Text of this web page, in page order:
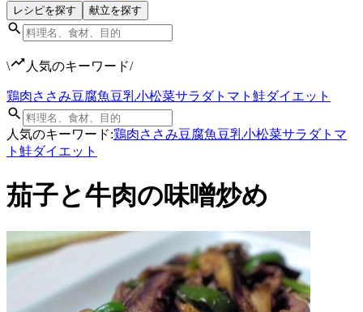
レシピを探す 献立を探す
\ 人気のキーワード/
鶏肉ささみ豆腐魚豆乳小松菜サラダトマト 鮭ダイエット
人気のキーワード:鶏肉ささみ豆腐魚豆乳小松菜サラダトマ
ト 鮭ダイエット
茄子と牛肉の味噌炒め